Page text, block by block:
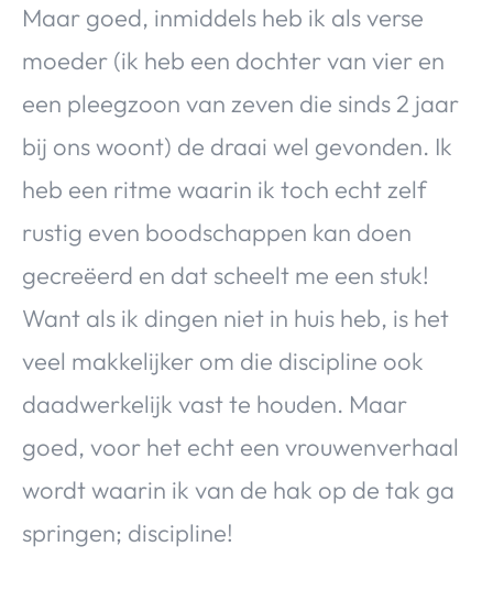
Maar goed, inmiddels heb ik als verse
moeder (ik heb een dochter van vier en
een pleegzoon van zeven die sinds 2 jaar
bij ons woont) de draai wel gevonden. Ik
heb een ritme waarin ik toch echt zelf
rustig even boodschappen kan doen
gecreëerd en dat scheelt me een stuk!
Want als ik dingen niet in huis heb, is het
veel makkelijker om die discipline ook
daadwerkelijk vast te houden. Maar
goed, voor het echt een vrouwenverhaal
wordt waarin ik van de hak op de tak ga
springen; discipline!